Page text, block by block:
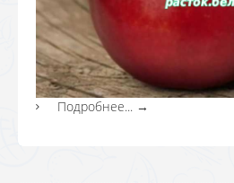
Подробнее... →